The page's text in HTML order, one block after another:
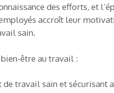
des efforts, et
accroît leur
sain.
être au travail :
de travail sain et sécurisant